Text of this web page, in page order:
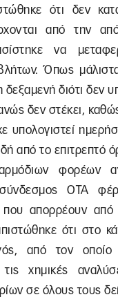
ότι δεν
από την
να
Όπως
διότι δεν
δεν στέκει,
υπολογιστεί
από το επιτρεπτό
φορέων
ΟΤΑ
που απορρέουν
ότι στο
από τον
χημικές
σε όλους τους